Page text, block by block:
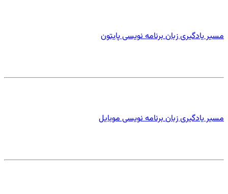
مسیر یادگیری زبان برنامه نویسی پایتون
مسیر یادگیری زبان برنامه نویسی موبایل